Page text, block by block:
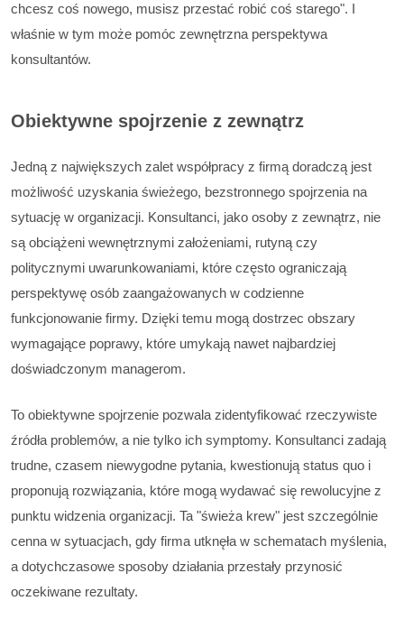
chcesz coś nowego, musisz przestać robić coś starego". I
właśnie w tym może pomóc zewnętrzna perspektywa
konsultantów.
Obiektywne spojrzenie z zewnątrz
Jedną z największych zalet współpracy z firmą doradczą jest
możliwość uzyskania świeżego, bezstronnego spojrzenia na
sytuację w organizacji. Konsultanci, jako osoby z zewnątrz, nie
są obciążeni wewnętrznymi założeniami, rutyną czy
politycznymi uwarunkowaniami, które często ograniczają
perspektywę osób zaangażowanych w codzienne
funkcjonowanie firmy. Dzięki temu mogą dostrzec obszary
wymagające poprawy, które umykają nawet najbardziej
doświadczonym managerom.
To obiektywne spojrzenie pozwala zidentyfikować rzeczywiste
źródła problemów, a nie tylko ich symptomy. Konsultanci zadają
trudne, czasem niewygodne pytania, kwestionują status quo i
proponują rozwiązania, które mogą wydawać się rewolucyjne z
punktu widzenia organizacji. Ta "świeża krew" jest szczególnie
cenna w sytuacjach, gdy firma utknęła w schematach myślenia,
a dotychczasowe sposoby działania przestały przynosić
oczekiwane rezultaty.